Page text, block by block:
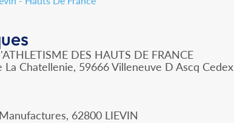
DES HAUTS DE FRANCE
Chatellenie, 59666 Villeneuve D Ascq Cedex
62800 LIEVIN